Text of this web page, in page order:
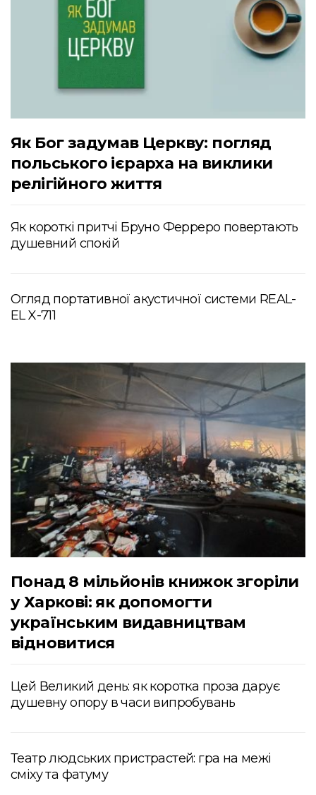
Як Бог задумав Церкву: погляд
польського ієрарха на виклики
релігійного життя
Як короткі притчі Бруно Ферреро повертають
душевний спокій
Огляд портативної акустичної системи REAL-
EL X-711
Понад 8 мільйонів книжок згоріли
у Харкові: як допомогти
українським видавництвам
відновитися
Цей Великий день: як коротка проза дарує
душевну опору в часи випробувань
Театр людських пристрастей: гра на межі
сміху та фатуму